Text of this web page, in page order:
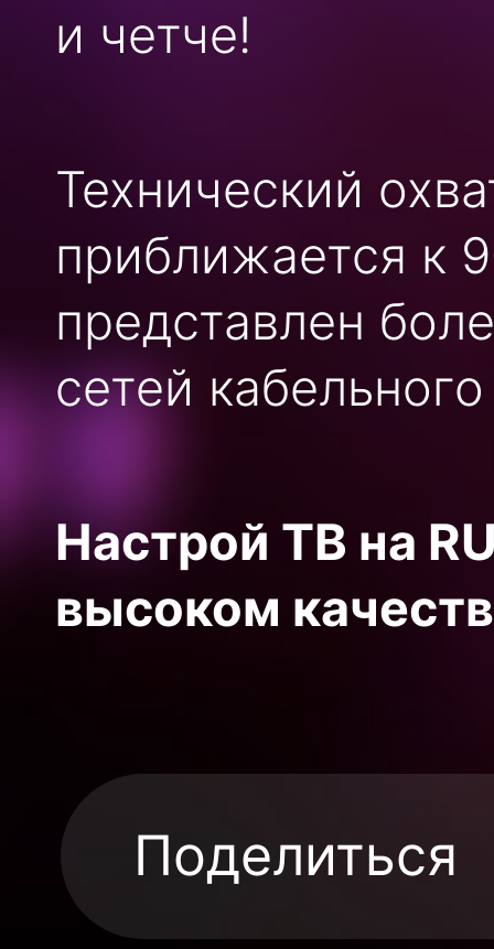
и четче!
Технический
приближается к
представлен
сетей
Настрой ТВ на
высоком
Поделиться